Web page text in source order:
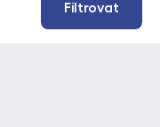
Filtrovat